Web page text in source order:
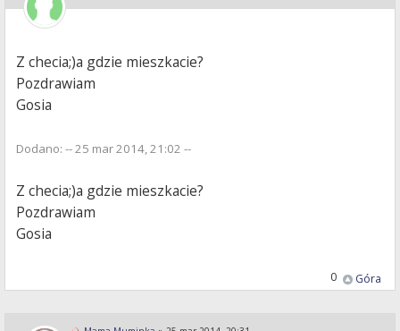
Z checia;)a gdzie mieszkacie?
Pozdrawiam
Gosia
Dodano: -- 25 mar 2014, 21:02 --
Z checia;)a gdzie mieszkacie?
Pozdrawiam
Gosia
Góra
0